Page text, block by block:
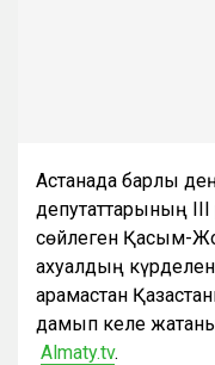
Астанада барлық
депутаттарының
сөйлеген Қасым-
ахуалдың
қарамастан
дамып келе
Almaty.tv.